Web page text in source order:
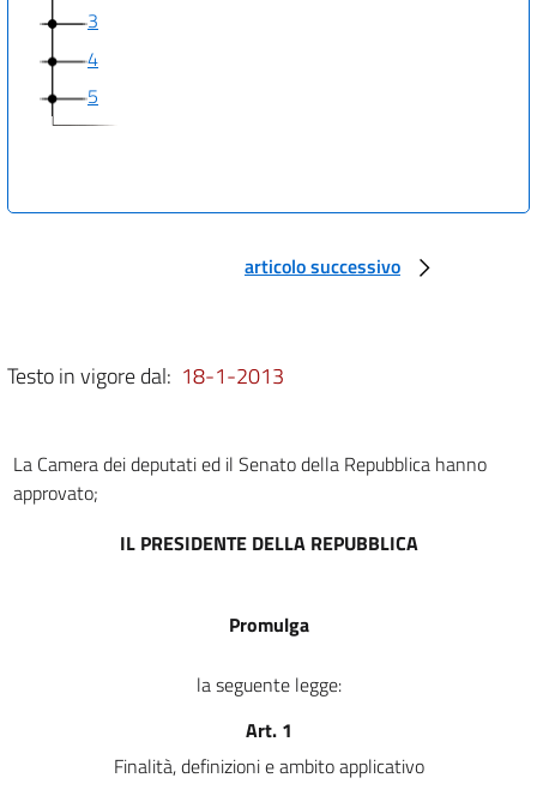
3
4
5
articolo successivo
Testo in vigore dal: 18-1-2013
La Camera dei deputati ed il Senato della Repubblica hanno
approvato;
IL PRESIDENTE DELLA REPUBBLICA
Promulga
la seguente legge:
Art. 1
Finalità, definizioni e ambito applicativo